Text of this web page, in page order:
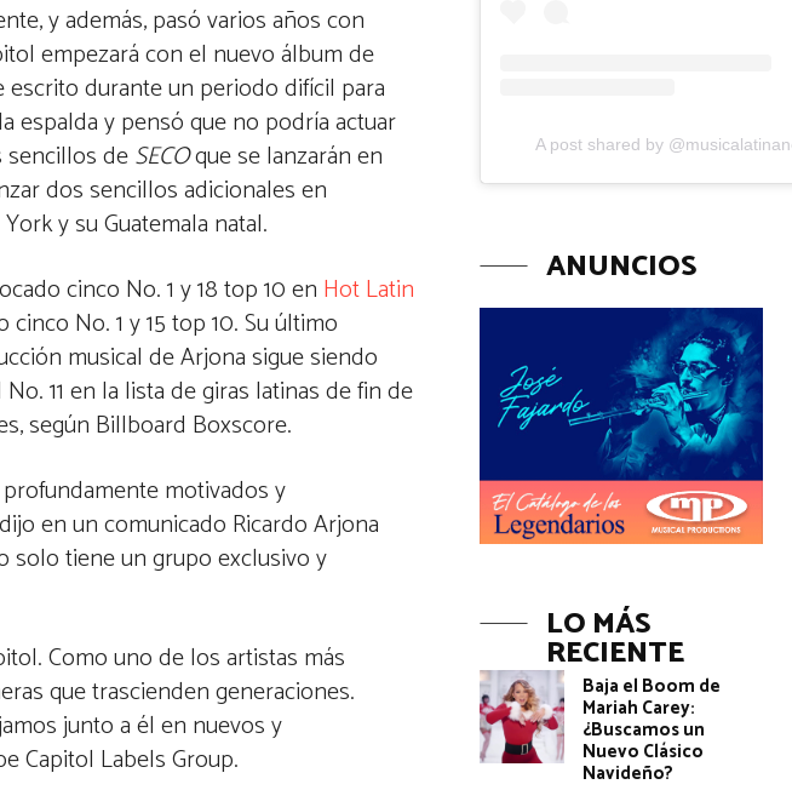
y además, pasó varios años con
empezará con el nuevo álbum de
escrito durante un periodo difícil para
espalda y pensó que no podría actuar
sencillos deSECOque se lanzarán en
dos sencillos adicionales en
y su Guatemala natal.
cinco No. 1 y 18 top 10 en Hot Latin
cinco No. 1 y 15 top 10. Su último
musical de Arjona sigue siendo
11 en la lista de giras latinas de fin de
según Billboard Boxscore.
motivados y
en un comunicado Ricardo Arjona
solo tiene un grupo exclusivo y
Como uno de los artistas más
que trascienden generaciones.
junto a él en nuevos y
Capitol Labels Group.
A post shared by
ANUNCIOS
LO MÁS
RECIENTE
Baja el Boom de
Mariah Carey:
¿Buscamos un
Nuevo Clásico
Navideño?